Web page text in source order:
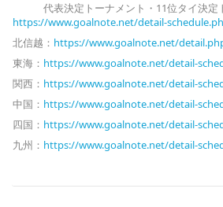
代表決定トーナメント・11位タイ決定
https://www.goalnote.net/detail-
北信越： https://www.goalnote.net/
東海： https://www.goalnote.net/detail-
関西： https://www.goalnote.net/detail-
中国： https://www.goalnote.net/detail-
四国： https://www.goalnote.net/detail-
九州： https://www.goalnote.net/detail-